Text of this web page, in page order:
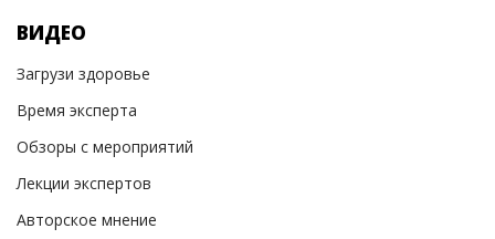
ВИДЕО
Загрузи здоровье
Время эксперта
Обзоры с мероприятий
Лекции экспертов
Авторское мнение